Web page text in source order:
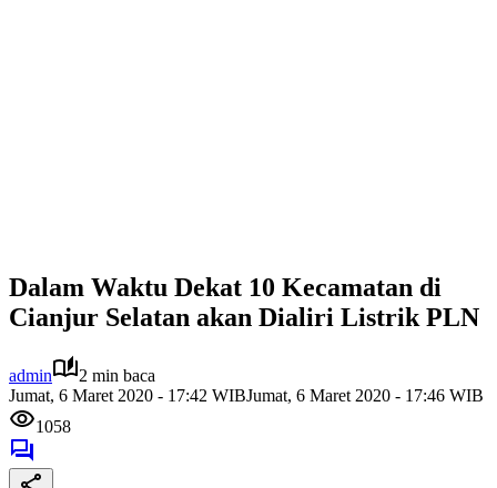
Dalam Waktu Dekat 10 Kecamatan di
Cianjur Selatan akan Dialiri Listrik PLN
admin
2 min baca
Jumat, 6 Maret 2020 - 17:42 WIBJumat, 6 Maret 2020 - 17:46 WIB
1058